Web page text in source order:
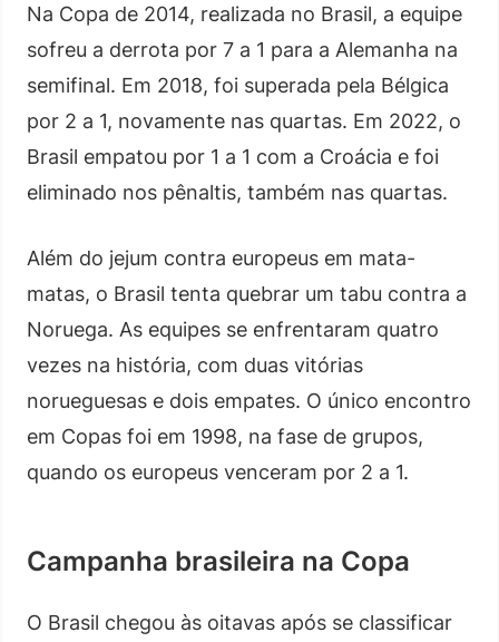
Na Copa de 2014, realizada no Brasil, a equipe
sofreu a derrota por 7 a 1 para a Alemanha na
semifinal. Em 2018, foi superada pela Bélgica
por 2 a 1, novamente nas quartas. Em 2022, o
Brasil empatou por 1 a 1 com a Croácia e foi
eliminado nos pênaltis, também nas quartas.
Além do jejum contra europeus em mata-
matas, o Brasil tenta quebrar um tabu contra a
Noruega. As equipes se enfrentaram quatro
vezes na história, com duas vitórias
norueguesas e dois empates. O único encontro
em Copas foi em 1998, na fase de grupos,
quando os europeus venceram por 2 a 1.
Campanha brasileira na Copa
O Brasil chegou às oitavas após se classificar